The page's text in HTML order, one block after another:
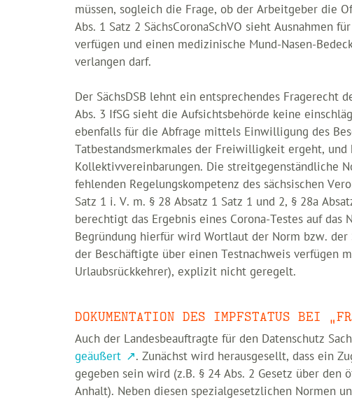
müssen, sogleich die Frage, ob der Arbeitgeber die
Abs. 1 Satz 2 SächsCoronaSchVO sieht Ausnahmen
verfügen und einen medizinische Mund-Nasen-
verlangen darf.
Der SächsDSB lehnt ein entsprechendes Fragerecht
Abs. 3 IfSG sieht die Aufsichtsbehörde keine
ebenfalls für die Abfrage mittels Einwilligung des
Tatbestandsmerkmales der Freiwilligkeit ergeht,
Kollektivvereinbarungen. Die streitgegenständliche
fehlenden Regelungskompetenz des sächsischen
Satz 1 i. V. m. § 28 Absatz 1 Satz 1 und 2, § 28a
berechtigt das Ergebnis eines Corona-Testes auf
Begründung hierfür wird Wortlaut der Norm bzw. der
der Beschäftigte über einen Testnachweis verfügen
Urlaubsrückkehrer), explizit nicht geregelt.
DOKUMENTATION DES IMPFSTATUS BEI
Auch der Landesbeauftragte für den Datenschutz
geäußert
. Zunächst wird herausgesellt, dass ein
gegeben sein wird (z.B. § 24 Abs. 2 Gesetz über den
Anhalt). Neben diesen spezialgesetzlichen Normen